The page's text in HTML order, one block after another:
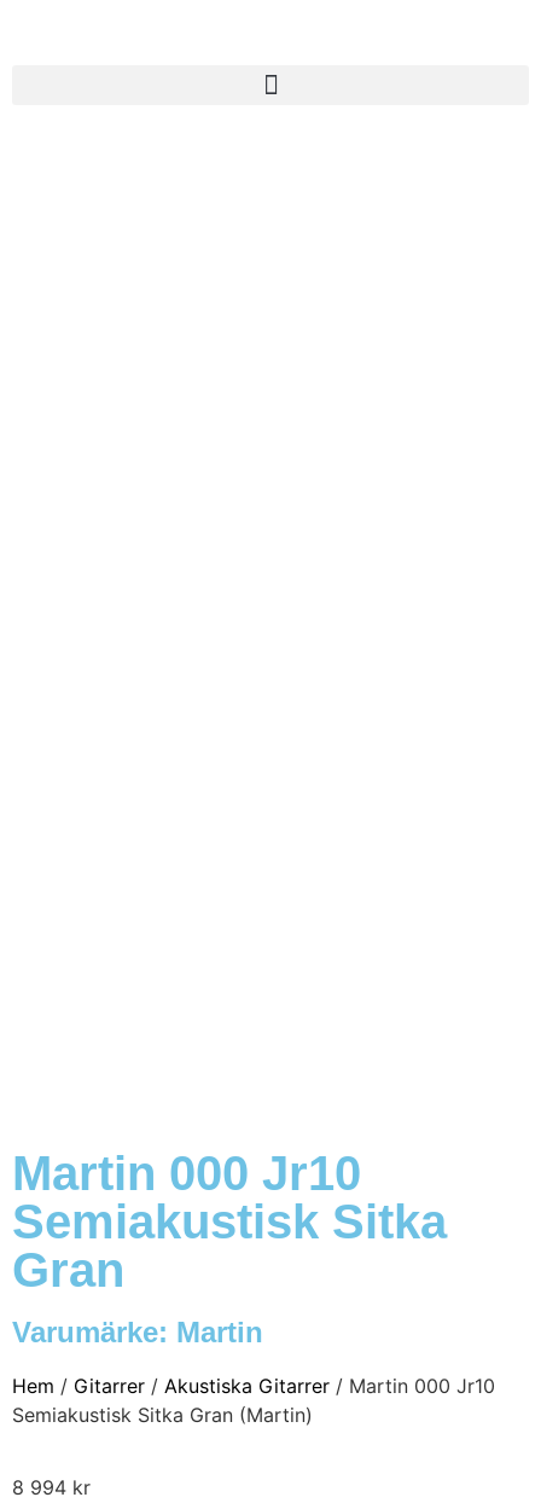
Martin 000 Jr10
Semiakustisk Sitka
Gran
Varumärke: Martin
Hem / Gitarrer / Akustiska Gitarrer / Martin 000 Jr10
Semiakustisk Sitka Gran (Martin)
8 994 kr